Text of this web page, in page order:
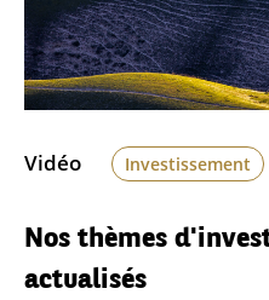
Vidéo Investissement
Nos thèmes
actualisés